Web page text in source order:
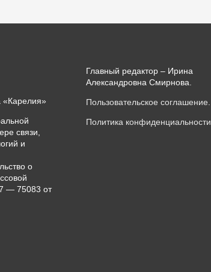
«Карелия»
связи,
и
о
— 75083 от
Главный редактор – Ирина
Александровна Смирнова.
Пользовательское соглашение
Политика конфиденциальности